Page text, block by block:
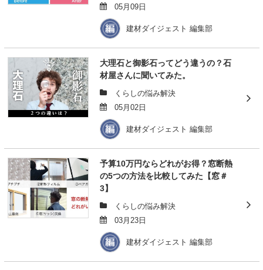
05月09日
建材ダイジェスト 編集部
大理石と御影石ってどう違うの？石
材屋さんに聞いてみた。
くらしの悩み解決
05月02日
建材ダイジェスト 編集部
予算10万円ならどれがお得？窓断熱
の5つの方法を比較してみた【窓＃
3】
くらしの悩み解決
03月23日
建材ダイジェスト 編集部